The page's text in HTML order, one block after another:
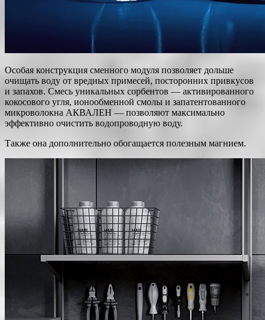
Особая конструкция сменного модуля позволяет дольше
очищать воду от вредных примесей, посторонних привкусов
и запахов. Смесь уникальных сорбентов — активированного
кокосового угля, ионообменной смолы и запатентованного
микроволокна АКВАЛЕН — позволяют максимально
эффективно очистить водопроводную воду.
Также она дополнительно обогащается полезным магнием.